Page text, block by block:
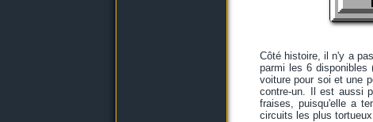
Côté histoire, il n'y a
parmi les 6 disponibles
voiture pour soi et une
contre-un. Il est aussi
fraises, puisqu'elle a
circuits les plus